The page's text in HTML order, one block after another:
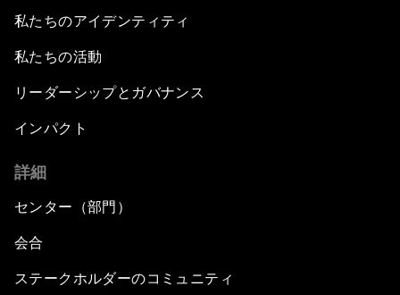
私たちのアイデンティティ
私たちの活動
リーダーシップとガバナンス
インパクト
詳細
センター（部門）
会合
ステークホルダーのコミュニティ